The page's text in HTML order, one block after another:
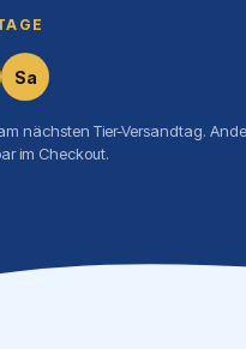
Sa
nächsten Tier-Versandtag.
im Checkout.